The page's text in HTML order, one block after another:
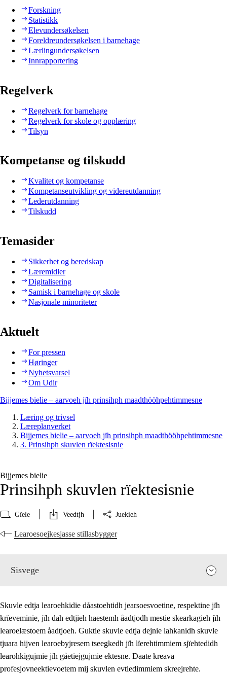
Forskning
Statistikk
Elevundersøkelsen
Foreldreundersøkelsen i barnehage
Lærlingundersøkelsen
Innrapportering
Regelverk
Regelverk for barnehage
Regelverk for skole og opplæring
Tilsyn
Kompetanse og tilskudd
Kvalitet og kompetanse
Kompetanseutvikling og videreutdanning
Lederutdanning
Tilskudd
Temasider
Sikkerhet og beredskap
Læremidler
Digitalisering
Samisk i barnehage og skole
Nasjonale minoriteter
Aktuelt
For pressen
Høringer
Nyhetsvarsel
Om Udir
Bijjemes bielie – aarvoeh jïh prinsihph maadthööhpehtimmesne
Læring og trivsel
Læreplanverket
Bijjemes bielie – aarvoeh jïh prinsihph maadthööhpehtimmesne
3. Prinsihph skuvlen rïektesisnie
Bijjemes bielie
Prinsihph skuvlen rïektesisnie
Gïele Veedtjh Juekieh
Learoesoejkesjasse stillasbygger
Sisvege
Skuvle edtja learoehkidie dåastoehtidh jearsoesvoetine, respektine jïh
krïeveminie, jïh dah edtjieh haestemh åadtjodh mestie skearkagieh jïh
learoelæstoem åadtjoeh. Guktie skuvle edtja dejnie lahkanidh skuvle
tjuara hijven learoebyjresem tseegkedh jïh lïerehtimmiem sjïehtedidh
learohkigujmie jïh gåetiejgujmie ektesne. Daate kreava
profesjovneektievoetem mij skuvlen evtiedimmiem skreejrehte.